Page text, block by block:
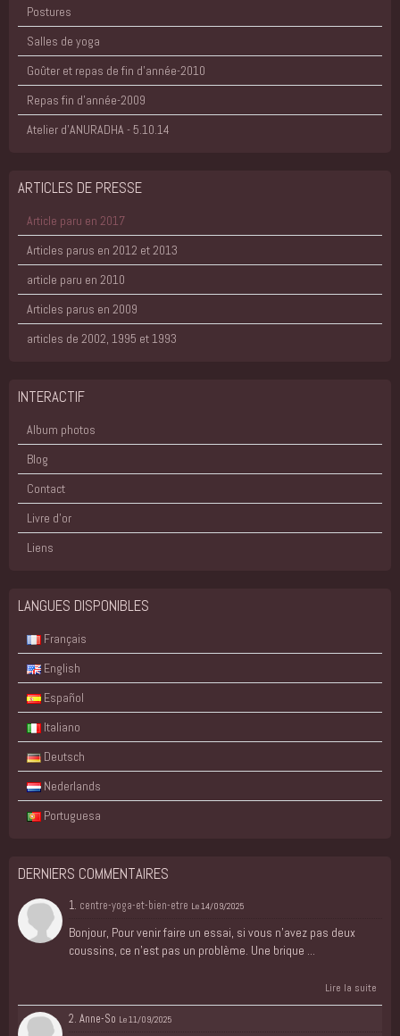
Postures
Salles de yoga
Goûter et repas de fin d'année-2010
Repas fin d'année-2009
Atelier d'ANURADHA - 5.10.14
ARTICLES DE PRESSE
Article paru en 2017
Articles parus en 2012 et 2013
article paru en 2010
Articles parus en 2009
articles de 2002, 1995 et 1993
INTERACTIF
Album photos
Blog
Contact
Livre d'or
Liens
LANGUES DISPONIBLES
Français
English
Español
Italiano
Deutsch
Nederlands
Portuguesa
DERNIERS COMMENTAIRES
1. centre-yoga-et-bien-etre Le 14/09/2025
Bonjour, Pour venir faire un essai, si vous n'avez pas deux
coussins, ce n'est pas un problème. Une brique ...
Lire la suite
2. Anne-So Le 11/09/2025